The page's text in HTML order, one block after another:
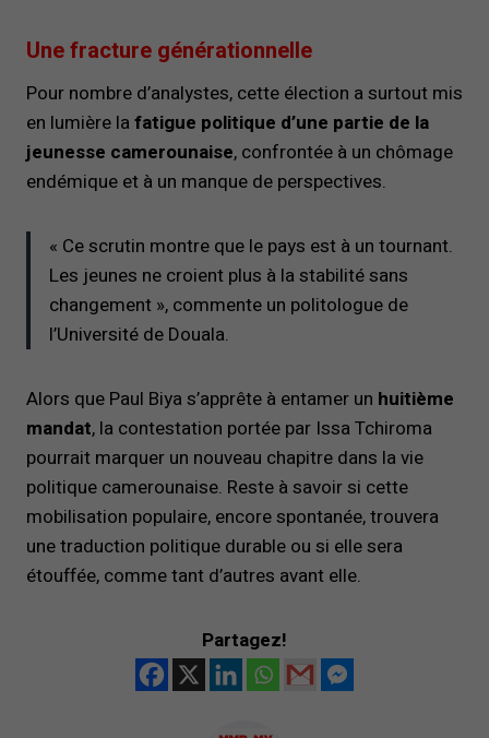
Une fracture générationnelle
Pour nombre d’analystes, cette élection a surtout mis
en lumière la fatigue politique d’une partie de la
jeunesse camerounaise, confrontée à un chômage
endémique et à un manque de perspectives.
« Ce scrutin montre que le pays est à un tournant.
Les jeunes ne croient plus à la stabilité sans
changement », commente un politologue de
l’Université de Douala.
Alors que Paul Biya s’apprête à entamer un huitième
mandat, la contestation portée par Issa Tchiroma
pourrait marquer un nouveau chapitre dans la vie
politique camerounaise. Reste à savoir si cette
mobilisation populaire, encore spontanée, trouvera
une traduction politique durable ou si elle sera
étouffée, comme tant d’autres avant elle.
Partagez!